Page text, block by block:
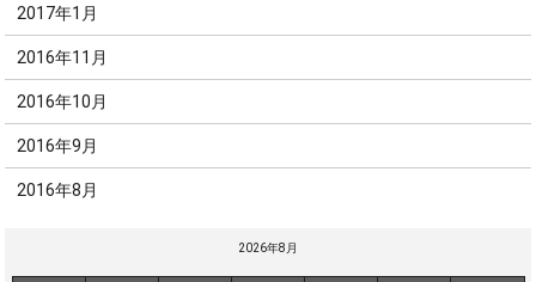
2017年1月
2016年11月
2016年10月
2016年9月
2016年8月
2026年8月